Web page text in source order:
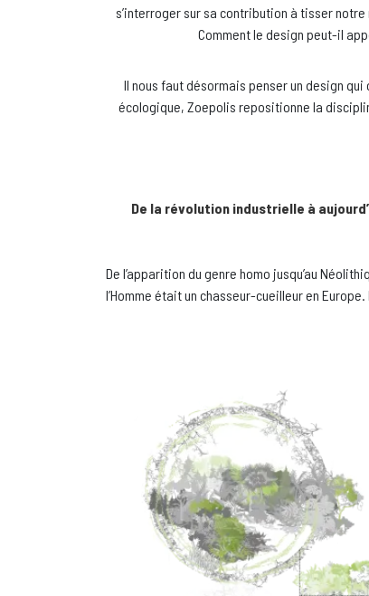
s’interroger sur sa contribution à tisser
Comment le design peut-il
Il nous faut désormais penser un design
écologique, Zoepolis repositionne la
De la révolution industrielle à
De l’apparition du genre homo jusqu’au
l’Homme était un chasseur-cueilleur en